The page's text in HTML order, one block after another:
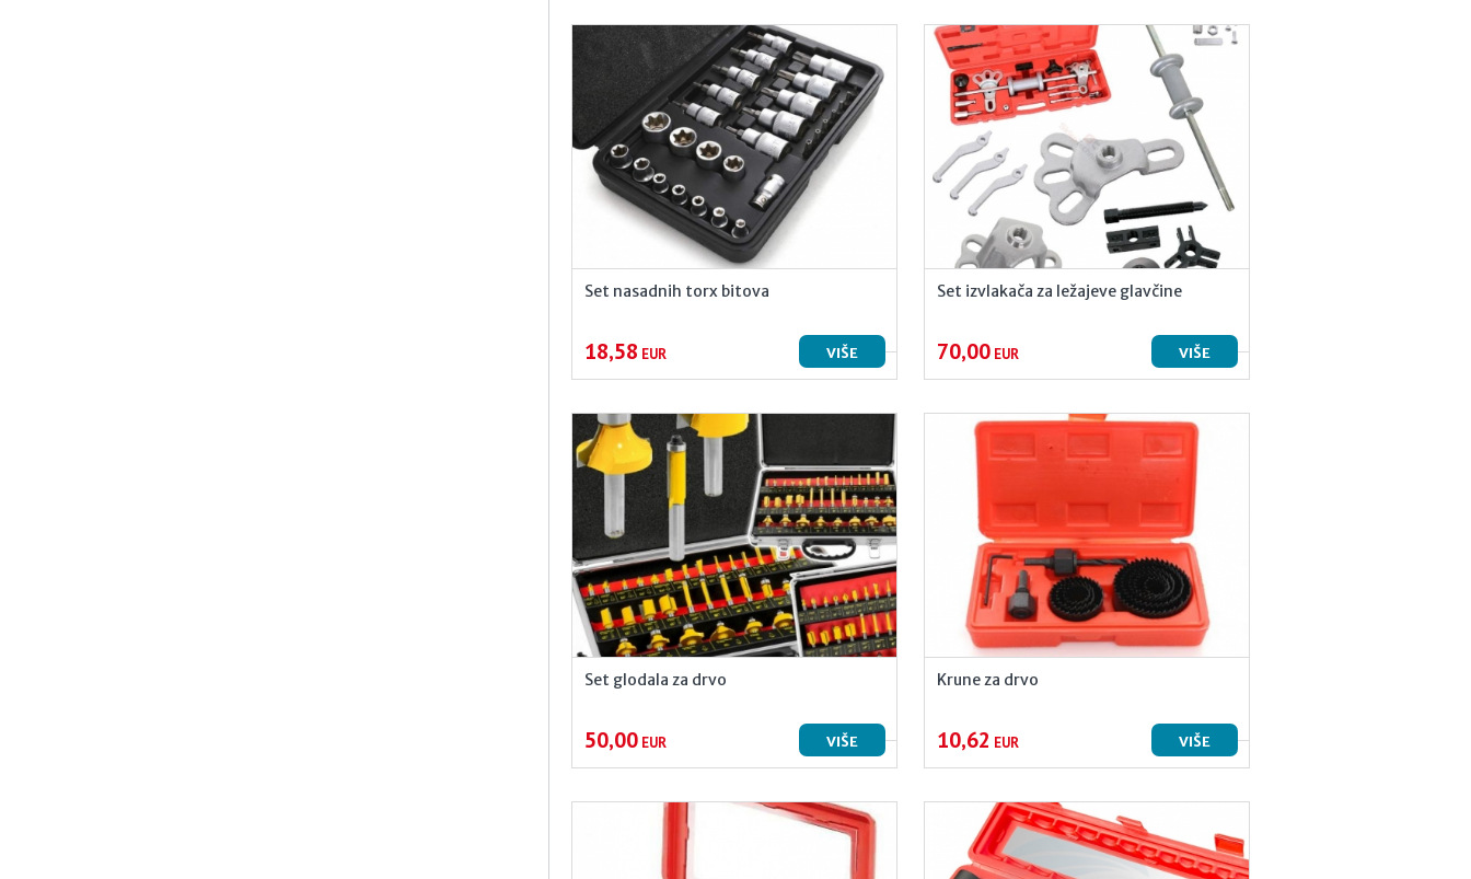
Set nasadnih torx bitova
18,58 EUR VIŠE
Set izvlakača za ležajeve glavčine
70,00 EUR VIŠE
Set glodala za drvo
50,00 EUR VIŠE
Krune za drvo
10,62 EUR VIŠE